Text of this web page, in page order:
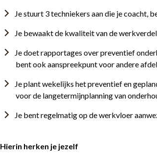
Je stuurt 3 techniekers aan die je coacht,
Je bewaakt de kwaliteit van de
Je doet rapportages over preventief
bent ook aanspreekpunt voor andere
Je plant wekelijks het preventief en
voor de langetermijnplanning van
Je bent regelmatig op de werkvloer
Hierin herken je jezelf